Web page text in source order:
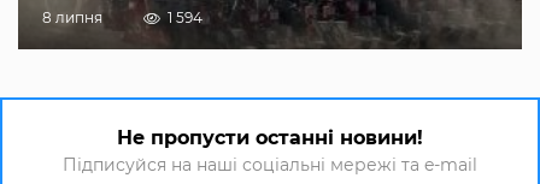
8 липня 1 594
Не пропусти останні новини!
Підписуйся на наші соціальні мережі та e-mail